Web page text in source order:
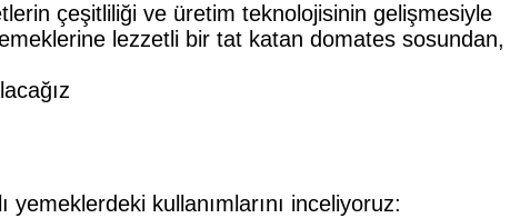
çeşitliliği ve üretim teknolojisinin gelişmesiyle
lezzetli bir tat katan domates sosundan,
kullanımlarını inceliyoruz: